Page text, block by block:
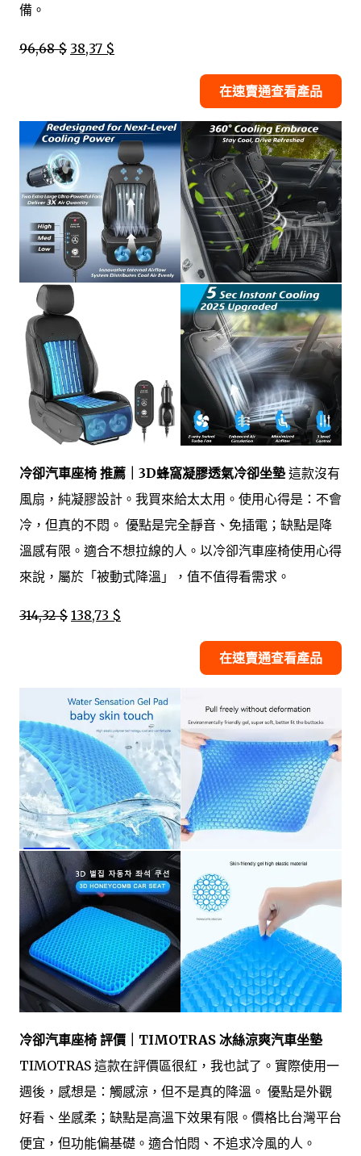
備。
96,68 $ 38,37 $
在速賣通查看產品
冷卻汽車座椅 推薦｜3D蜂窩凝膠透氣冷卻坐墊這款沒有
風扇，純凝膠設計。我買來給太太用。使用心得是：不會
冷，但真的不悶。 優點是完全靜音、免插電；缺點是降
溫感有限。適合不想拉線的人。以冷卻汽車座椅使用心得
來說，屬於「被動式降溫」，值不值得看需求。
314,32 $ 138,73 $
在速賣通查看產品
冷卻汽車座椅 評價｜TIMOTRAS 冰絲涼爽汽車坐墊
TIMOTRAS 這款在評價區很紅，我也試了。實際使用一
週後，感想是：觸感涼，但不是真的降溫。 優點是外觀
好看、坐感柔；缺點是高溫下效果有限。價格比台灣平台
便宜，但功能偏基礎。適合怕悶、不追求冷風的人。